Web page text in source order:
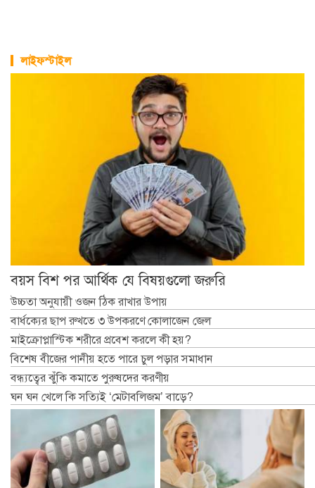
লাইফস্টাইল
বয়স বিশ পর আর্থিক যে বিষয়গুলো জরুরি
উচ্চতা অনুযায়ী ওজন ঠিক রাখার উপায়
বার্ধক্যের ছাপ রুখতে ৩ উপকরণে কোলাজেন জেল
মাইক্রোপ্লাস্টিক শরীরে প্রবেশ করলে কী হয়?
বিশেষ বীজের পানীয় হতে পারে চুল পড়ার সমাধান
বন্ধ্যত্বের ঝুঁকি কমাতে পুরুষদের করণীয়
ঘন ঘন খেলে কি সত্যিই ‘মেটাবলিজম’ বাড়ে?